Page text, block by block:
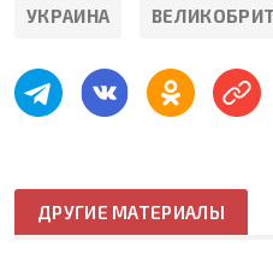
УКРАИНА
ДРУГИЕ МАТЕРИАЛЫ